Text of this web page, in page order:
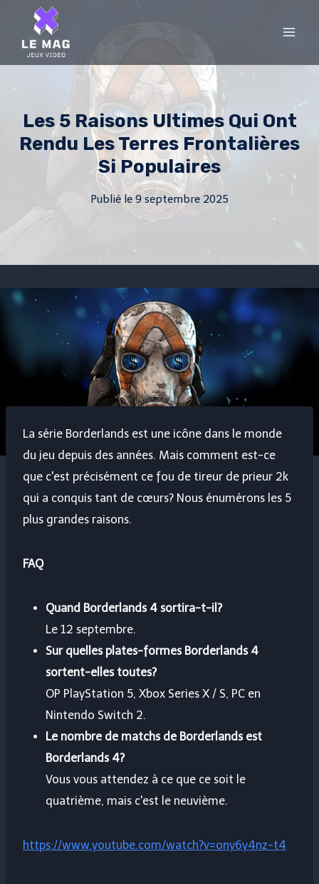
content
Les 5 Raisons Ultimes Qui Ont
Rendu Les Terres Frontalières
Si Populaires
Publié le 9 septembre 2025
La série Borderlands est une icône dans le monde
du jeu depuis des années. Mais comment est-ce
que c'est précisément ce fou de tireur de prieur 2k
qui a conquis tant de cœurs? Nous énumérons les 5
plus grandes raisons.
FAQ
Quand Borderlands 4 sortira-t-il?
Le 12 septembre.
Sur quelles plates-formes Borderlands 4
sortent-elles toutes?
OP PlayStation 5, Xbox Series X / S, PC en
Nintendo Switch 2.
Le nombre de matchs de Borderlands est
Borderlands 4?
Vous vous attendez à ce que ce soit le
quatrième, mais c'est le neuvième.
https://www.youtube.com/watch?v=ony6y4nz-t4